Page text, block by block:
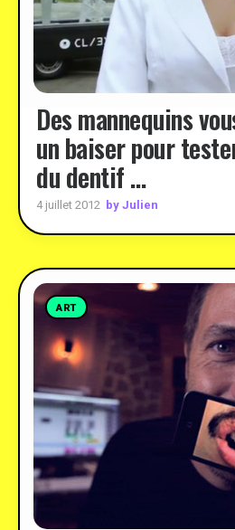
Des mannequins
un baiser pour
du dentif …
4 juillet 2012 by Julien
ART